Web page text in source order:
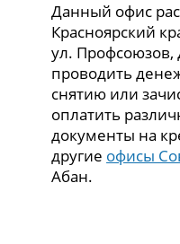
Данный офис
Красноярский
ул. Профсоюзов,
проводить
снятию или
оплатить
документы на
другие офисы
Абан.